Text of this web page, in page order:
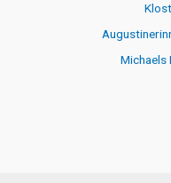
Michaels